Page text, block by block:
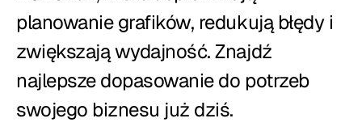
planowanie grafików, redukują błędy i
zwiększają wydajność. Znajdź
najlepsze dopasowanie do potrzeb
swojego biznesu już dziś.